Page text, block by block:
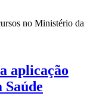
no Ministério da
aplicação